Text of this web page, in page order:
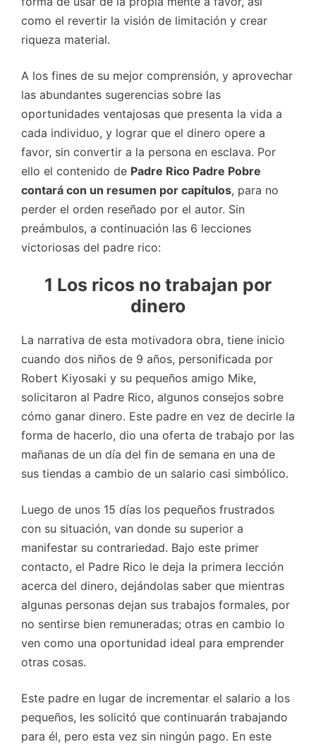
como el revertir la visión de limitación y crear
riqueza material.
A los fines de su mejor comprensión, y aprovechar
las abundantes sugerencias sobre las
oportunidades ventajosas que presenta la vida a
cada individuo, y lograr que el dinero opere a
favor, sin convertir a la persona en esclava. Por
ello el contenido de Padre Rico Padre Pobre
contará con un resumen por capítulos, para no
perder el orden reseñado por el autor. Sin
preámbulos, a continuación las 6 lecciones
victoriosas del padre rico:
1 Los ricos no trabajan por
dinero
La narrativa de esta motivadora obra, tiene inicio
cuando dos niños de 9 años, personificada por
Robert Kiyosaki y su pequeños amigo Mike,
solicitaron al Padre Rico, algunos consejos sobre
cómo ganar dinero. Este padre en vez de decirle la
forma de hacerlo, dio una oferta de trabajo por las
mañanas de un día del fin de semana en una de
sus tiendas a cambio de un salario casi simbólico.
Luego de unos 15 días los pequeños frustrados
con su situación, van donde su superior a
manifestar su contrariedad. Bajo este primer
contacto, el Padre Rico le deja la primera lección
acerca del dinero, dejándolas saber que mientras
algunas personas dejan sus trabajos formales, por
no sentirse bien remuneradas; otras en cambio lo
ven como una oportunidad ideal para emprender
otras cosas.
Este padre en lugar de incrementar el salario a los
pequeños, les solicitó que continuarán trabajando
para él, pero esta vez sin ningún pago. En este